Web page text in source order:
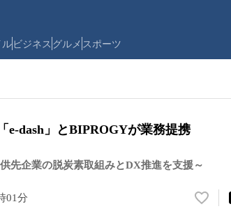
ビジネス グルメ スポーツ
e-dash」とBIPROGYが業務提携
先企業の脱炭素取組みとDX推進を支援～
01分
い